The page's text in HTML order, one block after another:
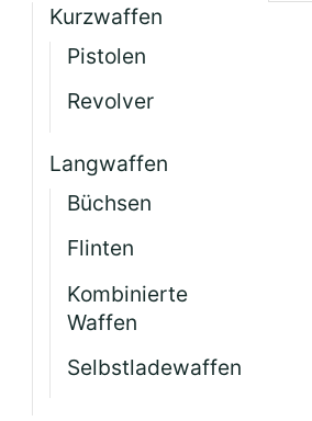
Kurzwaffen
Pistolen
Revolver
Langwaffen
Büchsen
Flinten
Kombinierte
Waffen
Selbstladewaffen